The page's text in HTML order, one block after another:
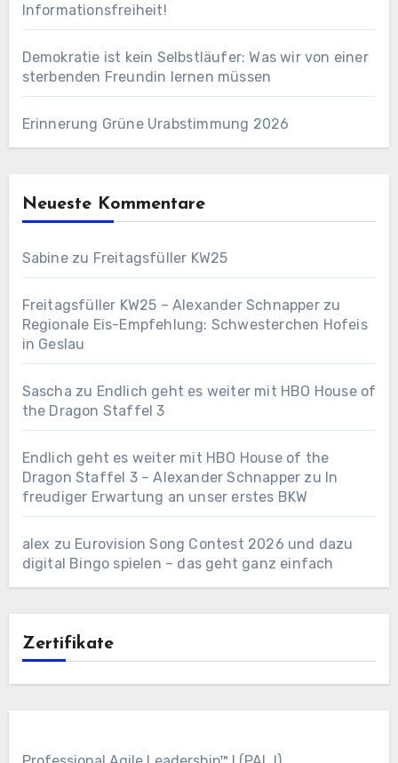
Informationsfreiheit!
Demokratie ist kein Selbstläufer: Was wir von einer
sterbenden Freundin lernen müssen
Erinnerung Grüne Urabstimmung 2026
Neueste Kommentare
Sabinezu Freitagsfüller KW25
Freitagsfüller KW25 – Alexander Schnapperzu
Regionale Eis-Empfehlung: Schwesterchen Hofeis
in Geslau
Sascha zu Endlich geht es weiter mit HBO House of
the Dragon Staffel 3
Endlich geht es weiter mit HBO House of the
Dragon Staffel 3 – Alexander Schnapper zu In
freudiger Erwartung an unser erstes BKW
alex zu Eurovision Song Contest 2026 und dazu
digital Bingo spielen – das geht ganz einfach
Zertifikate